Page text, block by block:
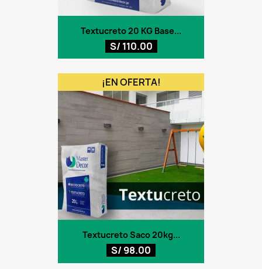
Textucreto 20 KG Base...
S/ 110.00
Textucreto Saco 20kg...
S/ 98.00
¡EN OFERTA!